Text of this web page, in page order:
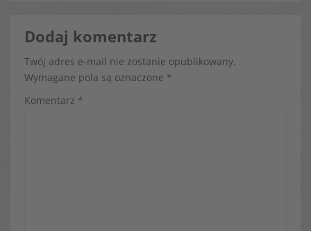
Dodaj komentarz
Twój adres e-mail nie zostanie opublikowany.
Wymagane pola są oznaczone *
Komentarz *